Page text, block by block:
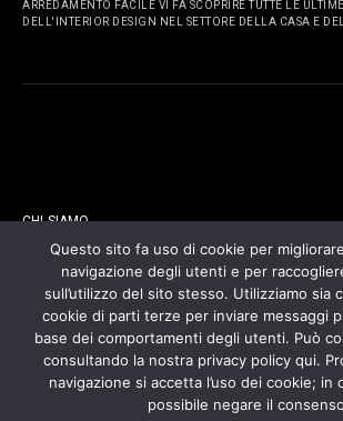
ARREDAMENTO FACILE VI FA SCOPRIRE TUTTE LE
DELL'INTERIOR DESIGN NEL SETTORE DELLA CASA E
CHI SIAMO
CONTATTI
COOKIES POLICY
PRIVACY POLICY
Questo sito fa uso di cookie per
navigazione degli utenti e per
sull’utilizzo del sito stesso. Utilizziamo sia
cookie di parti terze per inviare messaggi
base dei comportamenti degli utenti. Può
consultando la nostra privacy policy qui.
navigazione si accetta l’uso dei cookie; in
possibile negare il